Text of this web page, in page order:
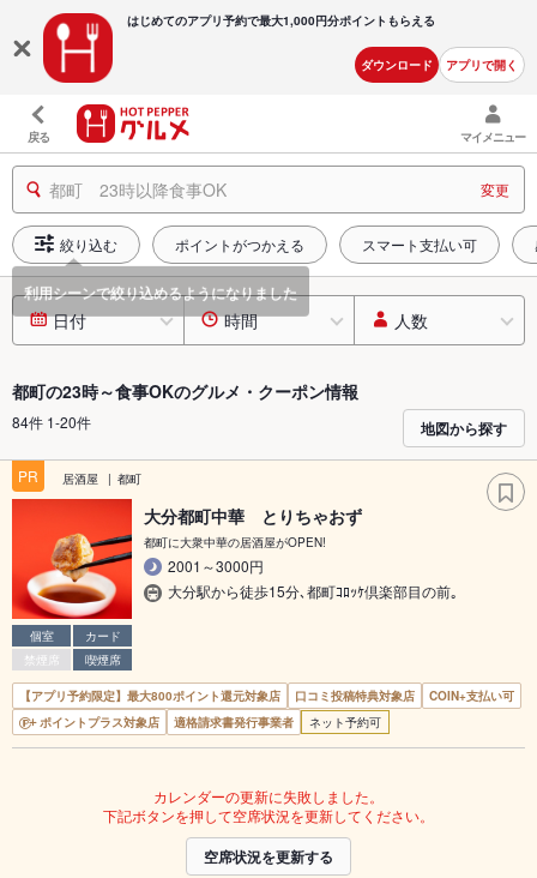
はじめてのアプリ予約で最大1,000円分ポイントもらえる
ダウンロード アプリで開く
戻る マイメニュー
都町 23時以降食事OK 変更
絞り込む ポイントがつかえる スマート支払い可
日付 時間 人数
都町の23時～食事OKのグルメ・クーポン情報
84件 1-20件 地図から探す
PR 居酒屋 都町
個室
カード
禁煙席
喫煙席
大分都町中華 とりちゃおず
都町に大衆中華の居酒屋がOPEN!
2001～3000円
大分駅から徒歩15分､都町ｺﾛｯｹ倶楽部目の前｡
【アプリ予約限定】最大800ポイント還元対象店 口コミ投稿特典対象店
COIN+支払い可
ポイントプラス対象店
適格請求書発行事業者 ネット予約可
カレンダーの更新に失敗しました。
下記ボタンを押して空席状況を更新してください。
空席状況を更新する